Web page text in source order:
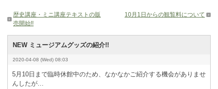
歴史講座・ミニ講座テキストの販
売開始!!
10月1日からの観覧料について
NEW ミュージアムグッズの紹介!!
2020-04-08 (Wed) 08:03
5月10日まで臨時休館中のため、なかなかご紹介する機会がありませ
んしたが…